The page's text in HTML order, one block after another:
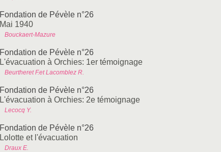
Fondation de Pévèle n°26
Mai 1940
Bouckaert-Mazure
Fondation de Pévèle n°26
L'évacuation à Orchies: 1er témoignage
Beurtheret F.et Lacomblez R.
Fondation de Pévèle n°26
L'évacuation à Orchies: 2e témoignage
Lecocq Y.
Fondation de Pévèle n°26
Lolotte et l'évacuation
Draux E.